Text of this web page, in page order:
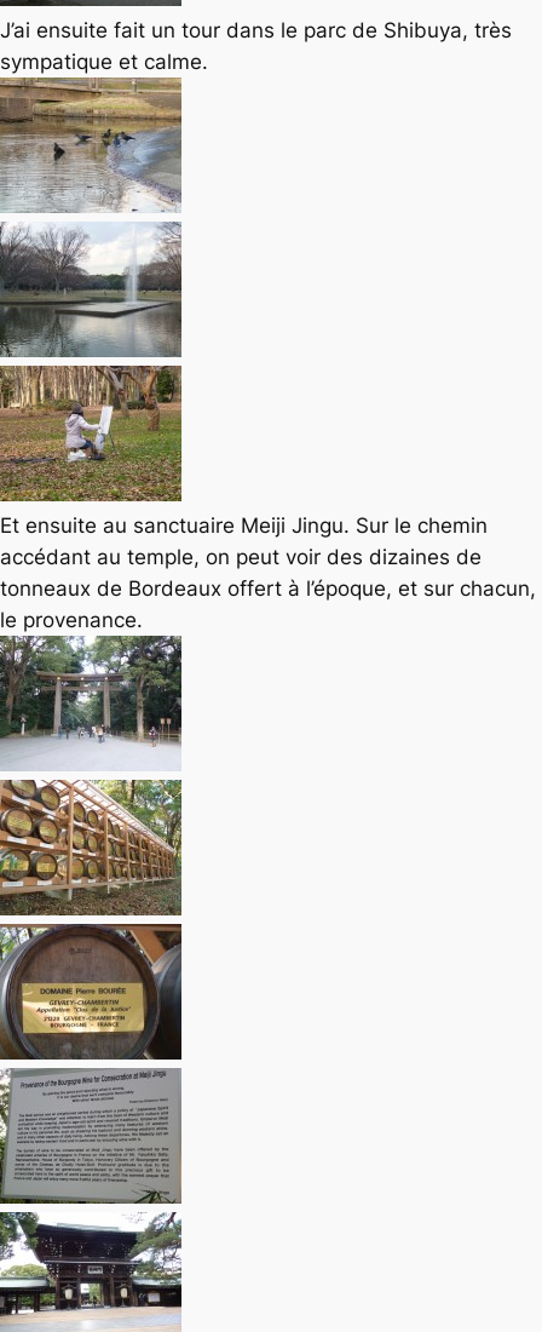
J’ai ensuite fait un tour dans le parc de Shibuya, très
sympatique et calme.
Et ensuite au sanctuaire Meiji Jingu. Sur le chemin
accédant au temple, on peut voir des dizaines de
tonneaux de Bordeaux offert à l’époque, et sur chacun,
le provenance.